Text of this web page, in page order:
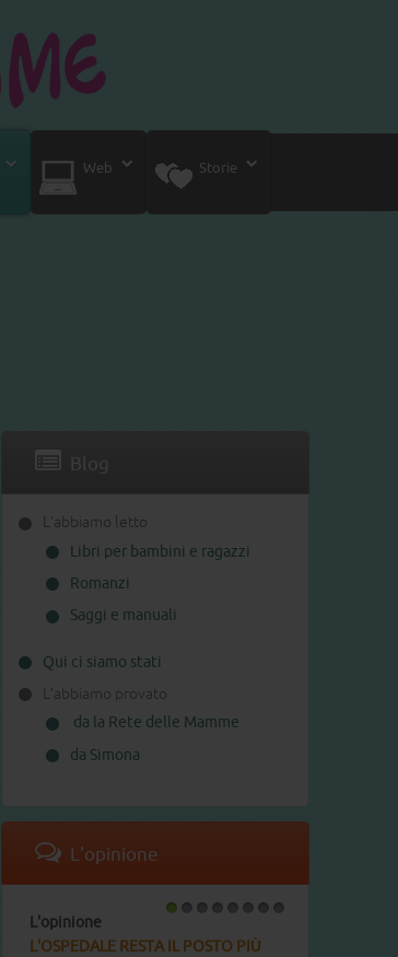
Web Storie
Blog
L'abbiamo letto
Libri per bambini e ragazzi
Romanzi
Saggi e manuali
Qui ci siamo stati
L'abbiamo provato
da la Rete delle Mamme
da Simona
L'opinione
L'opinione
L'OSPEDALE RESTA IL POSTO PIÙ